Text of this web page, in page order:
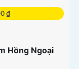
₫
Hồng Ngoại